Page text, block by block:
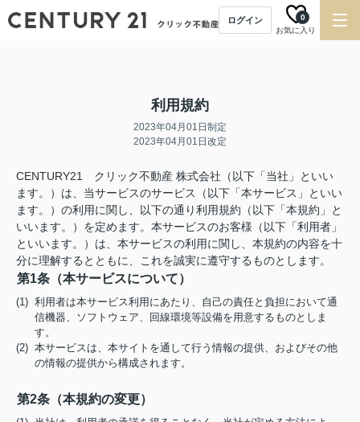
ログイン
お気に入り
0
利用規約
2023年04月01日制定
2023年04月01日改定
CENTURY21 クリック不動産 株式会社（以下「当社」といい
ます。）は、当サービスのサービス（以下「本サービス」といい
ます。）の利用に関し、以下の通り利用規約（以下「本規約」と
いいます。）を定めます。本サービスのお客様（以下「利用者」
といいます。）は、本サービスの利用に関し、本規約の内容を十
分に理解するとともに、これを誠実に遵守するものとします。
第1条（本サービスについて）
(1) 利用者は本サービス利用にあたり、自己の責任と負担において通
信機器、ソフトウェア、回線環境等設備を用意するものとしま
す。
(2) 本サービスは、本サイトを通して行う情報の提供、およびその他
の情報の提供から構成されます。
第2条（本規約の変更）